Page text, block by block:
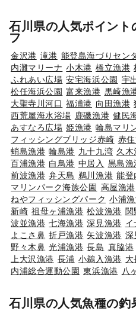
石川県の人気ポイント
フ
金沢港 滝港 能登島海づりセン
内灘マリーナ 小木港 橋立漁港
ふれあい広場 安宅海浜公園 宇
松任海浜公園 富来漁港 黒崎漁
大聖寺川河口 福浦港 向田漁港
西荒屋海水浴場 鹿磯漁港 健民
あすなろ広場 姫漁港 輪島マリ
フィッシングブリッジ赤崎 赤
蛸島漁港 輪島港 九十九湾 久木
百浦漁港 白鳥港 中居入 黒島漁
前波漁港 弁天島 鵜川漁港 能登
マリンパーク海族公園 高屋漁港
ねやフィッシングパーク 小浦
新崎 祖母ヶ浦漁港 松波漁港 関
波並漁港 七海漁港 深見漁港 イ
よこさ鼻 折戸漁港 矢波漁港 深
野々木鼻 光浦漁港 長島 真脇港
上大沢漁港 長浦 小鵜入漁港 大
内浦総合運動公園 東浜漁港 八
石川県の人気魚種の釣